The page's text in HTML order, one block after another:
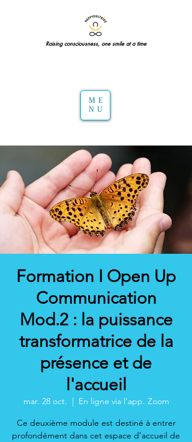
Raising consciousness, one smile at a time
ME
NU
Formation I Open Up
Communication
Mod.2 : la puissance
transformatrice de la
présence et de
l'accueil
mar. 28 oct.
  |
En ligne via l'app. Zoom
Ce deuxième module est destiné à entrer
profondément dans cet espace d’accueil de